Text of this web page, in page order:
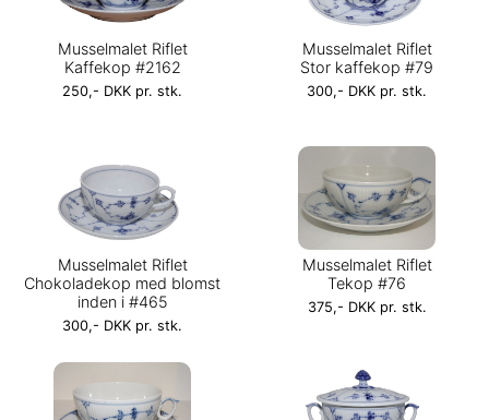
Musselmalet Riflet
Kaffekop #2162
250,- DKK pr. stk.
Musselmalet Riflet
Stor kaffekop #79
300,- DKK pr. stk.
Musselmalet Riflet
Chokoladekop med blomst
inden i #465
300,- DKK pr. stk.
Musselmalet Riflet
Tekop #76
375,- DKK pr. stk.